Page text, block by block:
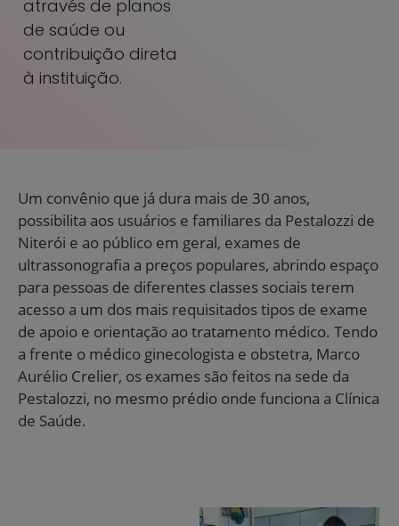
através de planos
de saúde ou
contribuição direta
à instituição.
Um convênio que já dura mais de 30 anos,
possibilita aos usuários e familiares da Pestalozzi de
Niterói e ao público em geral, exames de
ultrassonografia a preços populares, abrindo espaço
para pessoas de diferentes classes sociais terem
acesso a um dos mais requisitados tipos de exame
de apoio e orientação ao tratamento médico. Tendo
a frente o médico ginecologista e obstetra, Marco
Aurélio Crelier, os exames são feitos na sede da
Pestalozzi, no mesmo prédio onde funciona a Clínica
de Saúde.